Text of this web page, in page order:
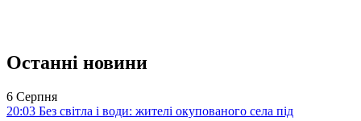
Останні новини
6 Серпня
20:03 Без світла і води: жителі окупованого села під